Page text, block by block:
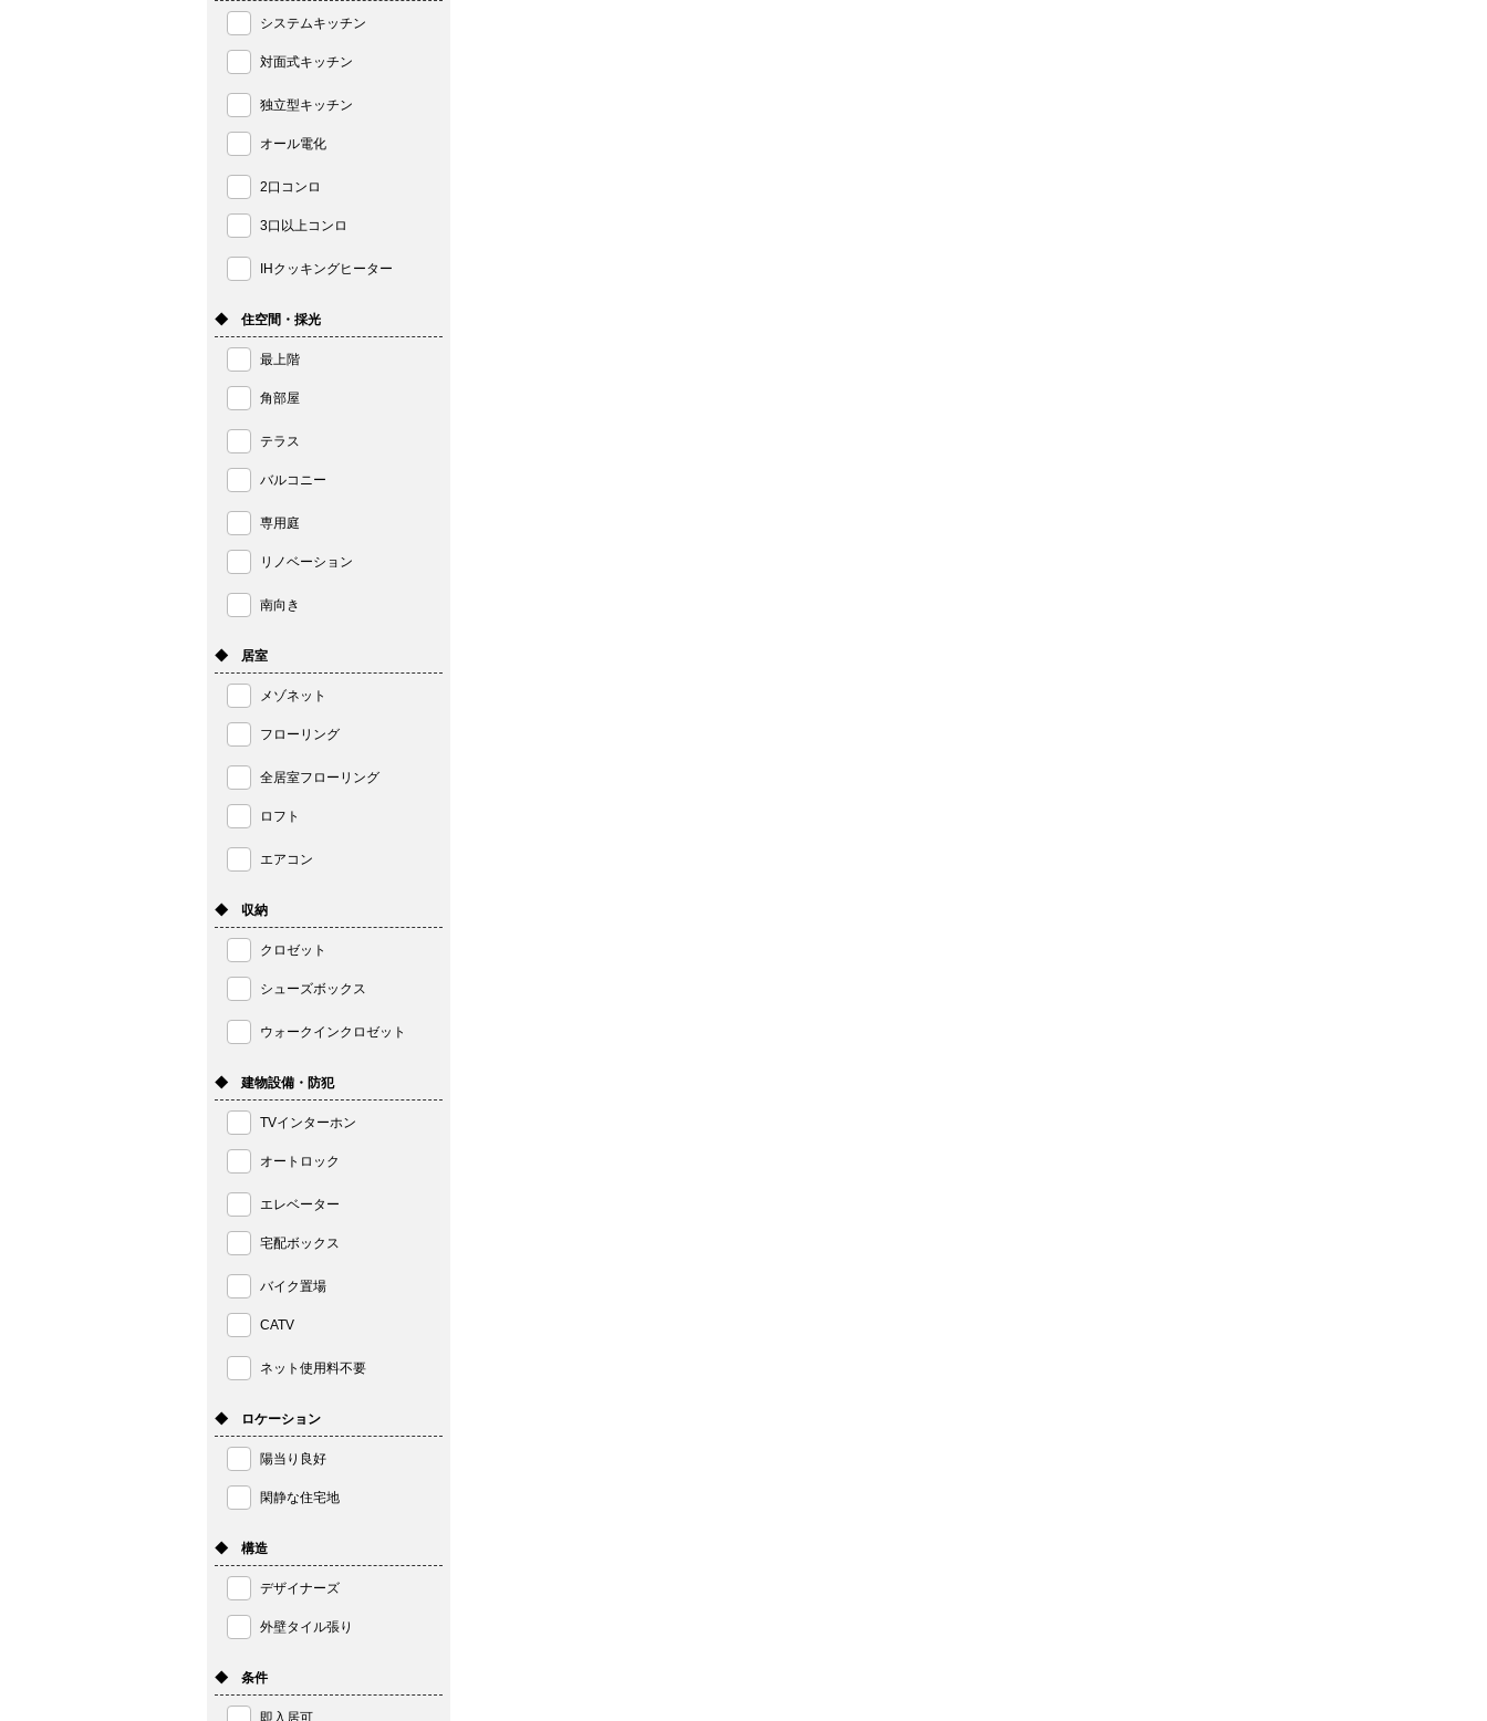
システムキッチン
対面式キッチン
独立型キッチン
オール電化
2口コンロ
3口以上コンロ
IHクッキングヒーター
◆ 住空間・採光
最上階
角部屋
テラス
バルコニー
専用庭
リノベーション
南向き
◆ 居室
メゾネット
フローリング
全居室フローリング
ロフト
エアコン
◆ 収納
クロゼット
シューズボックス
ウォークインクロゼット
◆ 建物設備・防犯
TVインターホン
オートロック
エレベーター
宅配ボックス
バイク置場
CATV
ネット使用料不要
◆ ロケーション
陽当り良好
閑静な住宅地
◆ 構造
デザイナーズ
外壁タイル張り
◆ 条件
即入居可